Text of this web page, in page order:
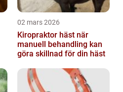
02 mars 2026
Kiropraktor häst när
manuell behandling kan
göra skillnad för din häst